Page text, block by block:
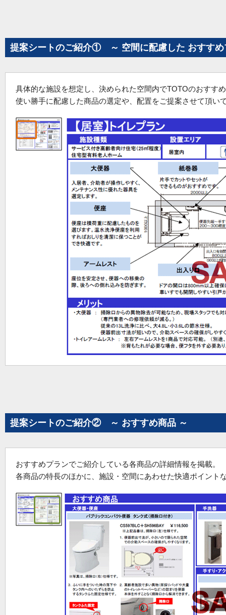
提案シートのご紹介① ～ 空間に配慮した おすすめ
具体的な施設を想定し、決められた空間内でTOTOのおすす
使い勝手に配慮した商品の選定や、配置をご提案させて頂い
提案シートのご紹介② ～ おすすめ商品 ～
おすすめプランでご紹介している各商品の詳細情報を掲載。
各商品の特長のほかに、施設・空間にあわせた快適ポイント